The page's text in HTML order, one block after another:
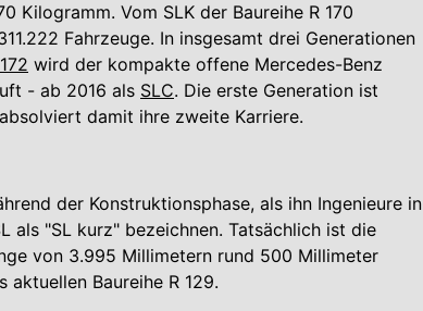
Kilogramm. Vom SLK der Baureihe R 170
Fahrzeuge. In insgesamt drei Generationen
wird der kompakte offene Mercedes-Benz
- ab 2016 als SLC. Die erste Generation ist
damit ihre zweite Karriere.
der Konstruktionsphase, als ihn Ingenieure in
als "SL kurz" bezeichnen. Tatsächlich ist die
von 3.995 Millimetern rund 500 Millimeter
aktuellen Baureihe R 129.